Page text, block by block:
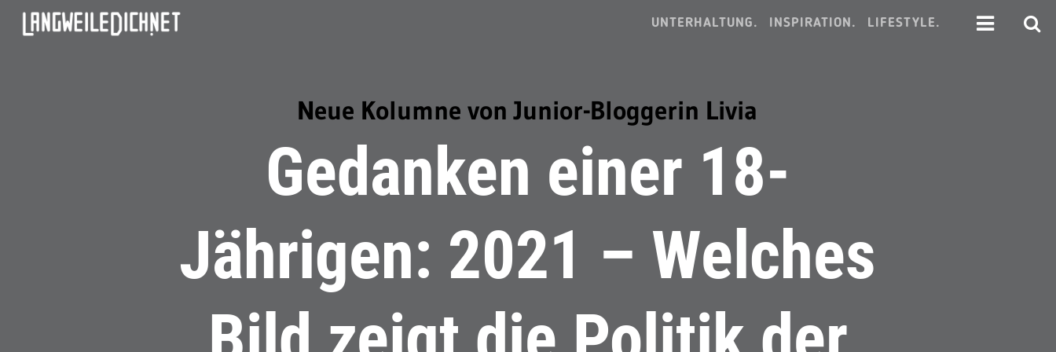
UNTERHALTUNG. INSPIRATION. LIFESTYLE.
Neue Kolumne von Junior-Bloggerin Livia
Gedanken einer 18-
Jährigen: 2021 – Welches